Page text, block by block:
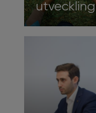
utveckling